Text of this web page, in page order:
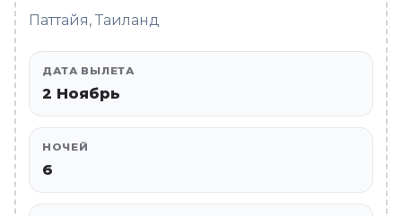
Паттайя, Таиланд
ДАТА ВЫЛЕТА
2 Ноябрь
НОЧЕЙ
6